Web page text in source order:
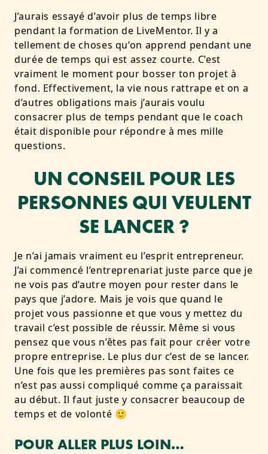
J’aurais essayé d’avoir plus de temps libre
pendant la formation de LiveMentor. Il y a
tellement de choses qu’on apprend pendant une
durée de temps qui est assez courte. C’est
vraiment le moment pour bosser ton projet à
fond. Effectivement, la vie nous rattrape et on a
d’autres obligations mais j’aurais voulu
consacrer plus de temps pendant que le coach
était disponible pour répondre à mes mille
questions.
UN CONSEIL POUR LES
PERSONNES QUI VEULENT
SE LANCER ?
Je n’ai jamais vraiment eu l’esprit entrepreneur.
J’ai commencé l’entreprenariat juste parce que je
ne vois pas d’autre moyen pour rester dans le
pays que j’adore. Mais je vois que quand le
projet vous passionne et que vous y mettez du
travail c’est possible de réussir. Même si vous
pensez que vous n’êtes pas fait pour créer votre
propre entreprise. Le plus dur c’est de se lancer.
Une fois que les premières pas sont faites ce
n’est pas aussi compliqué comme ça paraissait
au début. Il faut juste y consacrer beaucoup de
temps et de volonté 🙂
POUR ALLER PLUS LOIN…